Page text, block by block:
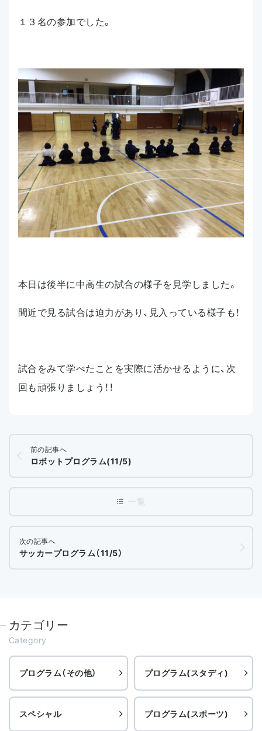
１３名の参加でした。
本日は後半に中高生の試合の様子を見学しました。
間近で見る試合は迫力があり、見入っている様子も！
試合をみて学べたことを実際に活かせるように、次
回も頑張りましょう！！
前の記事へ
ロボットプログラム(11/5)
次の記事へ
サッカープログラム（11/5）
カテゴリー
Category
プログラム（その他） プログラム(スタディ)
スペシャル プログラム(スポーツ)